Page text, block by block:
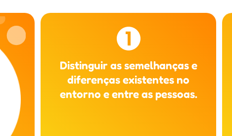
Distinguir as semelhanças e
diferenças existentes no
entorno e entre as pessoas.